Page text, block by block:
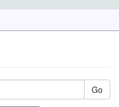
Go